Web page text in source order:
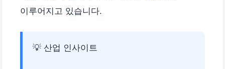
이루어지고 있습니다.
💡 산업 인사이트